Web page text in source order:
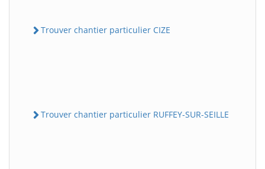
Trouver chantier particulier CIZE
Trouver chantier particulier RUFFEY-SUR-SEILLE